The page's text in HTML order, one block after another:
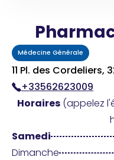
Comment ça
Pour les patients
Pharmacien
Médecine Générale
11 Pl. des Cordeliers,
+33562623009
Horaires (appelez
Samedi
Dimanche